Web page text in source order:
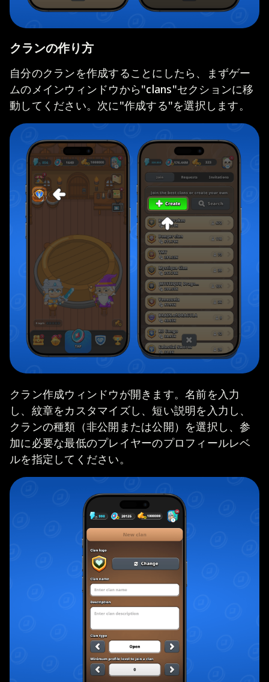
クランの作り方
自分のクランを作成することにしたら、まずゲー
ムのメインウィンドウから"clans"セクションに移
動してください。次に"作成する"を選択します。
クラン作成ウィンドウが開きます。名前を入力
し、紋章をカスタマイズし、短い説明を入力し、
クランの種類（非公開または公開）を選択し、参
加に必要な最低のプレイヤーのプロフィールレベ
ルを指定してください。